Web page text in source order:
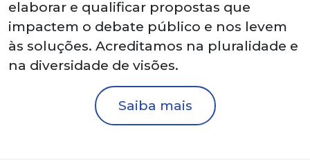
elaborar e qualificar propostas que
impactem o debate público e nos levem
às soluções. Acreditamos na pluralidade e
na diversidade de visões.
Saiba mais